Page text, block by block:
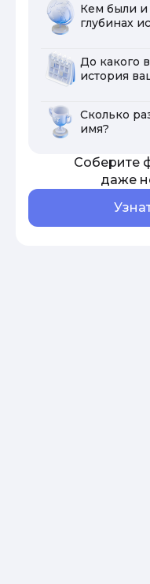
Кем были
глубинах
До какого
история
Сколько
имя?
Соберите
даже